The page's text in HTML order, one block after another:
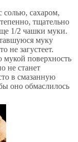
сахаром,
тщательно
1/2 чашки муки.
муку
не загустеет.
поверхность
не станет
в смазанную
оно обмаслилось